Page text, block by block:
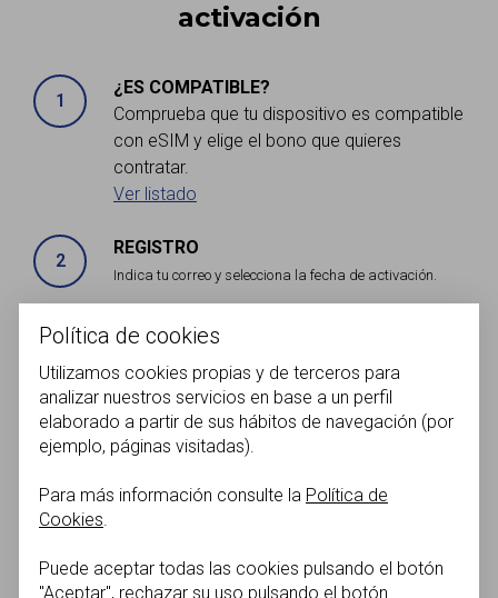
activación
1
¿ES COMPATIBLE?
Comprueba que tu dispositivo es compatible
con eSIM y elige el bono que quieres
contratar.
Ver listado
2
REGISTRO
Indica tu correo y selecciona la fecha de activación.
3
PAGO
4
IDENTIFICACIÓN
Identifícate online en dos sencillos pasos.
5
¡DISFRUTA TU eSIM!
debes estar dentro del Reino de España.
Política de cookies
Utilizamos cookies propias y de terceros para
analizar nuestros servicios en base a un perfil
elaborado a partir de sus hábitos de navegación (por
ejemplo, páginas visitadas).
Para más información consulte la Política de
Cookies.
Puede aceptar todas las cookies pulsando el botón
"Aceptar", rechazar su uso pulsando el botón